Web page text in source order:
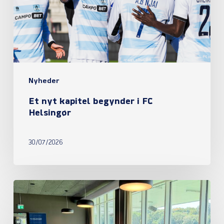
Nyheder
FC
Helsingør
Et nyt kapitel begynder i FC
Helsingør
30/07/2026
Referat
fra
ordinær